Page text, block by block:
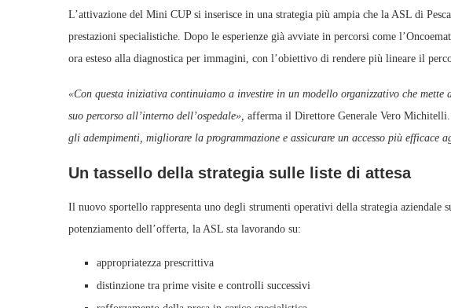
L’attivazione del Mini CUP si inserisce in una strategia più ampia che la ASL di
prestazioni specialistiche. Dopo le esperienze già avviate in percorsi come
ora esteso alla diagnostica per immagini, con l’obiettivo di rendere più lineare il
«Con questa iniziativa continuiamo a investire in un modello organizzativo che mette
suo percorso all’interno dell’ospedale», afferma il Direttore Generale Vero Michitelli.
gli adempimenti, migliorare la programmazione e assicurare un accesso più efficace
Un tassello della strategia sulle liste di attesa
Il nuovo sportello rappresenta uno degli strumenti operativi della strategia aziendale
potenziamento dell’offerta, la ASL sta lavorando su:
appropriatezza prescrittiva
distinzione tra prime visite e controlli successivi